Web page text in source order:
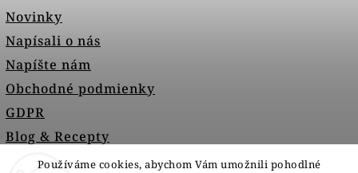
Používáme cookies, abychom Vám umožnili pohodlné
Novinky
Napísali o nás
Napíšte nám
Obchodné podmienky
GDPR
Blog & Recepty